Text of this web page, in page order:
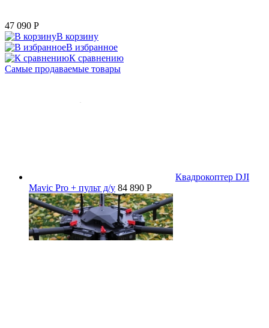
47 090 P
В корзину
В избранное
К сравнению
Самые продаваемые товары
Квадрокоптер DJI
Mavic Pro + пульт д/у 84 890 P